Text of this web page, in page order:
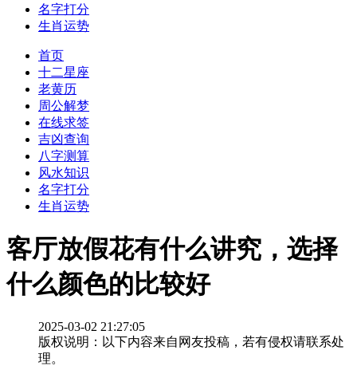
名字打分
生肖运势
首页
十二星座
老黄历
周公解梦
在线求签
吉凶查询
八字测算
风水知识
名字打分
生肖运势
客厅放假花有什么讲究，选择
什么颜色的比较好
2025-03-02 21:27:05
版权说明：以下内容来自网友投稿，若有侵权请联系处
理。